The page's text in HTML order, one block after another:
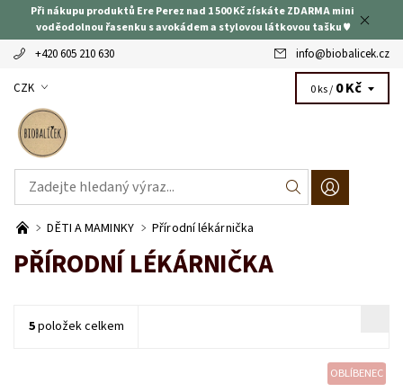
Při nákupu produktů Ere Perez nad 1 500 Kč získáte ZDARMA mini
voděodolnou řasenku s avokádem a stylovou látkovou tašku ♥
+420 605 210 630 info@biobalicek.cz
CZK 0 ks / 0 Kč
DĚTI A MAMINKY Přírodní lékárnička
PŘÍRODNÍ LÉKÁRNIČKA
5položek celkem
OBLÍBENEC